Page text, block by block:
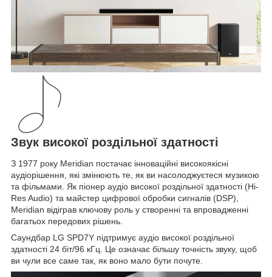
Звук високої роздільної здатності
З 1977 року Meridian постачає інноваційні високоякісні
аудіорішення, які змінюють те, як ви насолоджуєтеся музикою
та фільмами. Як піонер аудіо високої роздільної здатності (Hi-
Res Audio) та майстер цифрової обробки сигналів (DSP),
Meridian відіграв ключову роль у створенні та впровадженні
багатьох передових рішень.
Саундбар LG SPD7Y підтримує аудіо високої роздільної
здатності 24 біт/96 кГц. Це означає більшу точність звуку, щоб
ви чули все саме так, як воно мало бути почуте.